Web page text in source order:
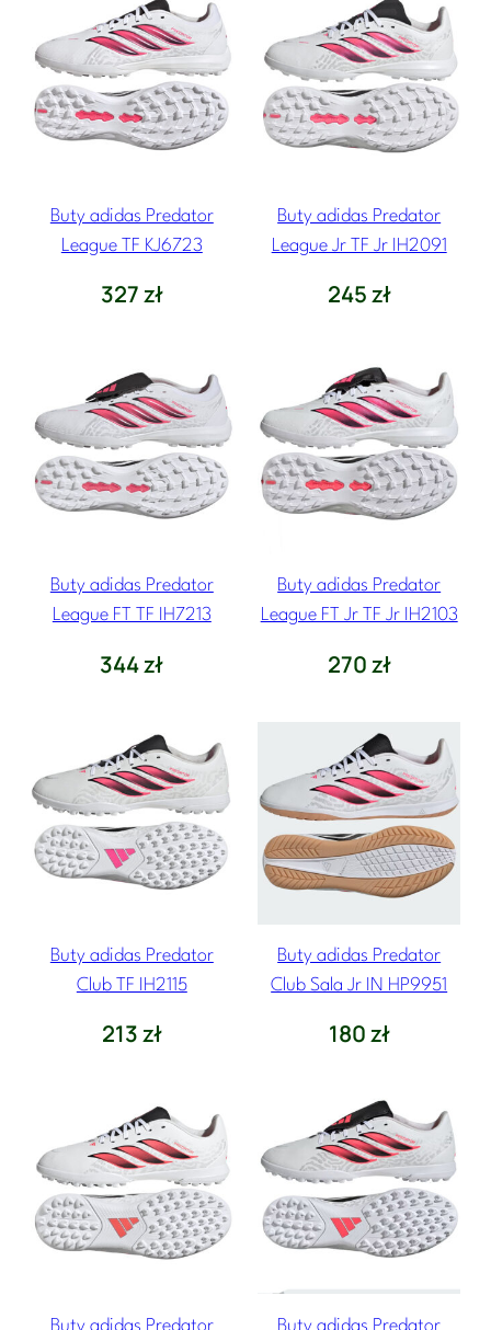
Buty adidas Predator
League TF KJ6723
327zł
Buty adidas Predator
League Jr TF Jr IH2091
245zł
Buty adidas Predator
League FT TF IH7213
344zł
Buty adidas Predator
League FT Jr TF Jr IH2103
270 zł
Buty adidas Predator
Club TF IH2115
213zł
Buty adidas Predator
Club Sala Jr IN HP9951
180zł
Buty adidas Predator
Buty adidas Predator